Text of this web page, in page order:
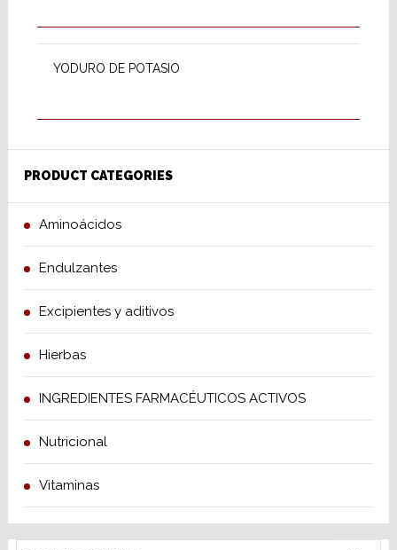
YODURO DE POTASIO
SELECT OPTIONS
PRODUCT CATEGORIES
Aminoácidos
Endulzantes
Excipientes y aditivos
Hierbas
INGREDIENTES FARMACÉUTICOS ACTIVOS
Nutricional
Vitaminas